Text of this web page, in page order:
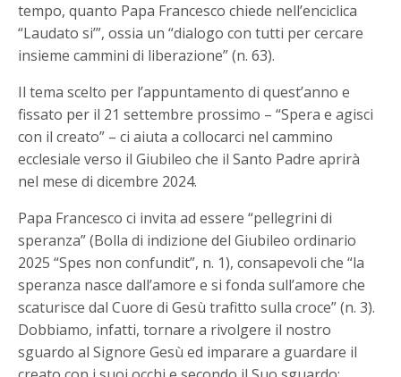
tempo, quanto Papa Francesco chiede nell’enciclica
“Laudato si’”, ossia un “dialogo con tutti per cercare
insieme cammini di liberazione” (n. 63).
Il tema scelto per l’appuntamento di quest’anno e
fissato per il 21 settembre prossimo – “Spera e agisci
con il creato” – ci aiuta a collocarci nel cammino
ecclesiale verso il Giubileo che il Santo Padre aprirà
nel mese di dicembre 2024.
Papa Francesco ci invita ad essere “pellegrini di
speranza” (Bolla di indizione del Giubileo ordinario
2025 “Spes non confundit”, n. 1), consapevoli che “la
speranza nasce dall’amore e si fonda sull’amore che
scaturisce dal Cuore di Gesù trafitto sulla croce” (n. 3).
Dobbiamo, infatti, tornare a rivolgere il nostro
sguardo al Signore Gesù ed imparare a guardare il